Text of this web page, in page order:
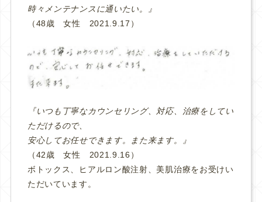
時々メンテナンスに通いたい。』
（48歳 女性 2021.9.17）
『いつも丁寧なカウンセリング、対応、治療をしてい
ただけるので、
安心してお任せできます。また来ます。』
（42歳 女性 2021.9.16）
ボトックス、ヒアルロン酸注射、美肌治療をお受けい
ただいています。